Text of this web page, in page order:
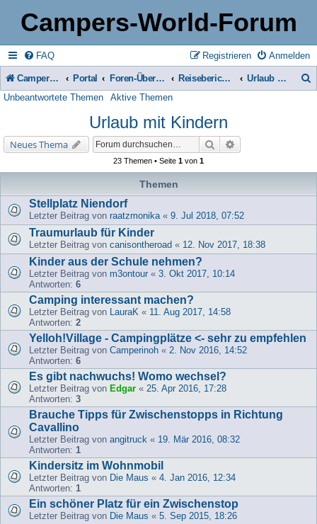
Campers-World-Forum
FAQ Anmelden
Registrieren
Campers-World-Forum Portal Foren-Übersicht Reiseberichte & Reisetipps, Stell- & Campingplätze Urlaub mit Kindern
Unbeantwortete Themen Aktive Themen
Urlaub mit Kindern
Neues Thema Suche
23 Themen • Seite 1 von 1
Themen
Stellplatz Niendorf
Letzter Beitrag von raatzmonika « 9. Jul 2018, 07:52
Traumurlaub für Kinder
Letzter Beitrag von canisontheroad « 12. Nov 2017, 18:38
Kinder aus der Schule nehmen?
Letzter Beitrag von m3ontour « 3. Okt 2017, 10:14
Antworten: 6
Camping interessant machen?
Letzter Beitrag von LauraK « 11. Aug 2017, 14:58
Antworten: 2
Yelloh!Village - Campingplätze <- sehr zu empfehlen
Letzter Beitrag von Camperinoh « 2. Nov 2016, 14:52
Antworten: 6
Es gibt nachwuchs! Womo wechsel?
Letzter Beitrag von Edgar « 25. Apr 2016, 17:28
Antworten: 3
Brauche Tipps für Zwischenstopps in Richtung
Cavallino
Letzter Beitrag von angitruck « 19. Mär 2016, 08:32
Antworten: 1
Kindersitz im Wohnmobil
Letzter Beitrag von Die Maus « 4. Jan 2016, 12:34
Antworten: 1
Ein schöner Platz für ein Zwischenstop
Letzter Beitrag von Die Maus « 5. Sep 2015, 18:26